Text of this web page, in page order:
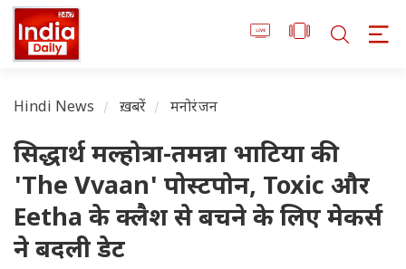
Hindi News ख़बरें मनोरंजन
सिद्धार्थ मल्होत्रा-तमन्ना भाटिया की
'The Vvaan' पोस्टपोन, Toxic और
Eetha के क्लैश से बचने के लिए मेकर्स
ने बदली डेट